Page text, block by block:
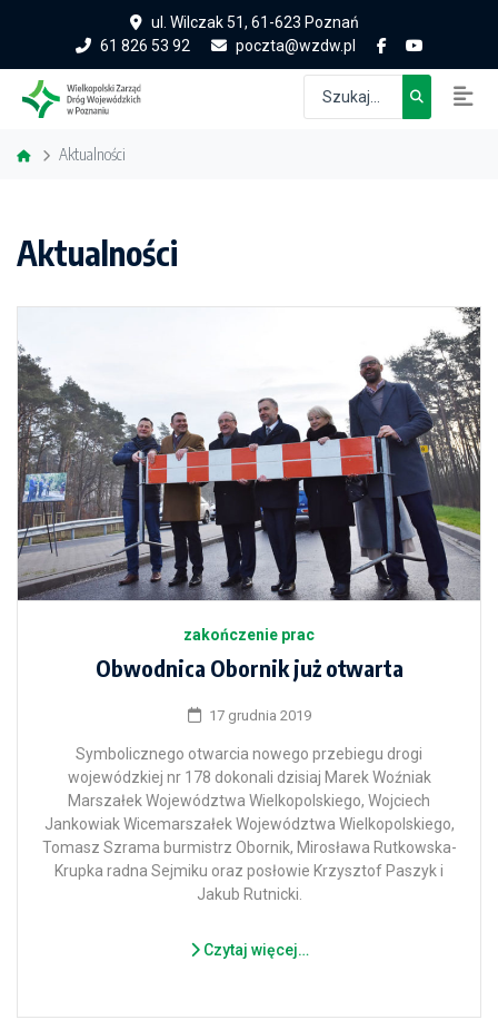
ul. Wilczak 51, 61-623 Poznań
61 826 53 92
poczta@wzdw.pl
Aktualności
Aktualności
zakończenie prac
Obwodnica Obornik już otwarta
17 grudnia 2019
Symbolicznego otwarcia nowego przebiegu drogi
wojewódzkiej nr 178 dokonali dzisiaj Marek Woźniak
Marszałek Województwa Wielkopolskiego, Wojciech
Jankowiak Wicemarszałek Województwa Wielkopolskiego,
Tomasz Szrama burmistrz Obornik, Mirosława Rutkowska-
Krupka radna Sejmiku oraz posłowie Krzysztof Paszyk i
Jakub Rutnicki.
Czytaj więcej…